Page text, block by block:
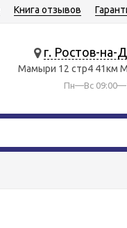
Книга отзывов
г. Ростов-на-
Мамыри 12 стр4 41км
Пн—Вс